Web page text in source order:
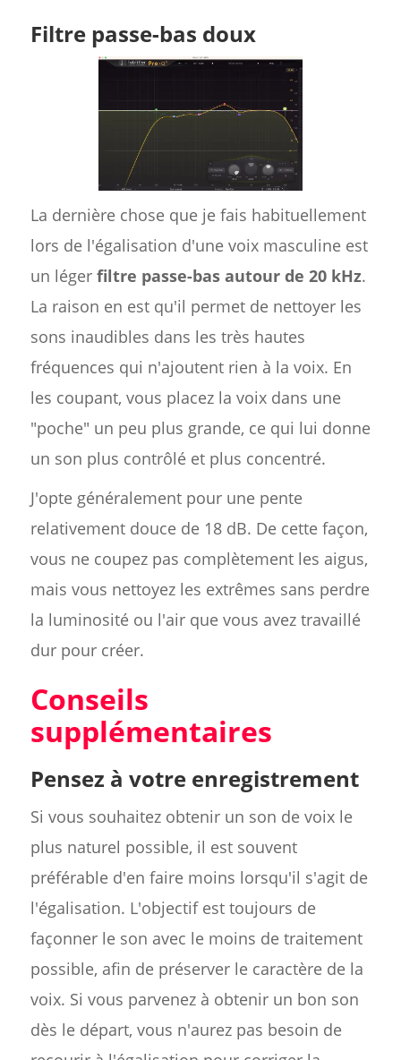
Filtre passe-bas doux
La dernière chose que je fais habituellement
lors de l'égalisation d'une voix masculine est
un léger filtre passe-bas autour de 20 kHz.
La raison en est qu'il permet de nettoyer les
sons inaudibles dans les très hautes
fréquences qui n'ajoutent rien à la voix. En
les coupant, vous placez la voix dans une
"poche" un peu plus grande, ce qui lui donne
un son plus contrôlé et plus concentré.
J'opte généralement pour une pente
relativement douce de 18 dB. De cette façon,
vous ne coupez pas complètement les aigus,
mais vous nettoyez les extrêmes sans perdre
la luminosité ou l'air que vous avez travaillé
dur pour créer.
Conseils
supplémentaires
Pensez à votre enregistrement
Si vous souhaitez obtenir un son de voix le
plus naturel possible, il est souvent
préférable d'en faire moins lorsqu'il s'agit de
l'égalisation. L'objectif est toujours de
façonner le son avec le moins de traitement
possible, afin de préserver le caractère de la
voix. Si vous parvenez à obtenir un bon son
dès le départ, vous n'aurez pas besoin de